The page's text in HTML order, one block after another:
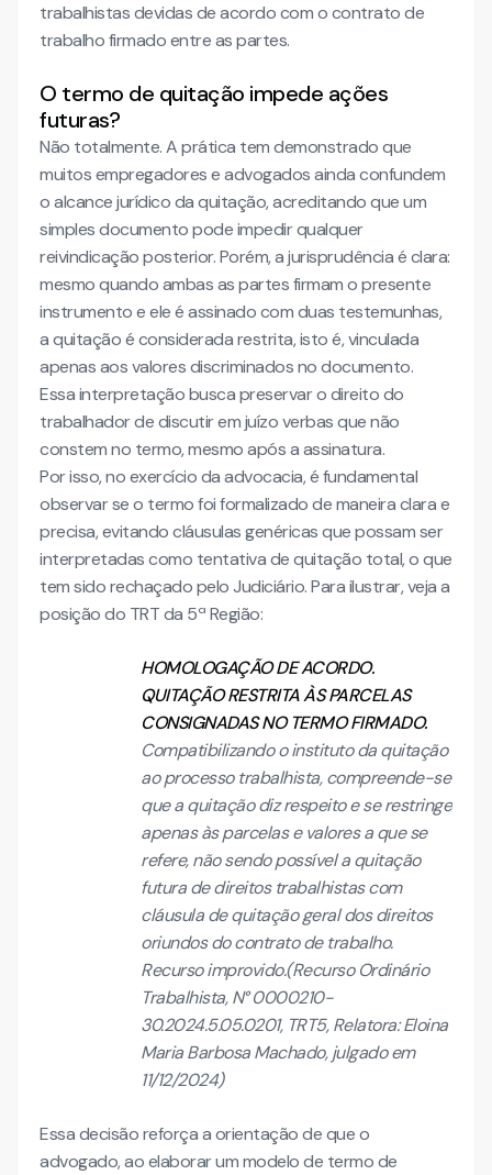
trabalhistas devidas de acordo com o contrato de
trabalho firmado entre as partes.
O termo de quitação impede ações
futuras?
Não totalmente. A prática tem demonstrado que
muitos empregadores e advogados ainda confundem
o alcance jurídico da quitação, acreditando que um
simples documento pode impedir qualquer
reivindicação posterior. Porém, a jurisprudência é clara:
mesmo quando ambas as partes firmam o presente
instrumento e ele é assinado com duas testemunhas,
a quitação é considerada restrita, isto é, vinculada
apenas aos valores discriminados no documento.
Essa interpretação busca preservar o direito do
trabalhador de discutir em juízo verbas que não
constem no termo, mesmo após a assinatura.
Por isso, no exercício da advocacia, é fundamental
observar se o termo foi formalizado de maneira clara e
precisa, evitando cláusulas genéricas que possam ser
interpretadas como tentativa de quitação total, o que
tem sido rechaçado pelo Judiciário. Para ilustrar, veja a
posição do TRT da 5ª Região:
HOMOLOGAÇÃO DE ACORDO.
QUITAÇÃO RESTRITA ÀS PARCELAS
CONSIGNADAS NO TERMO FIRMADO.
Compatibilizando o instituto da quitação
ao processo trabalhista, compreende-se
que a quitação diz respeito e se restringe
apenas às parcelas e valores a que se
refere, não sendo possível a quitação
futura de direitos trabalhistas com
cláusula de quitação geral dos direitos
oriundos do contrato de trabalho.
Recurso improvido.(Recurso Ordinário
Trabalhista, N° 0000210-
30.2024.5.05.0201, TRT5, Relatora: Eloina
Maria Barbosa Machado, julgado em
11/12/2024)
Essa decisão reforça a orientação de que o
advogado, ao elaborar um modelo de termo de